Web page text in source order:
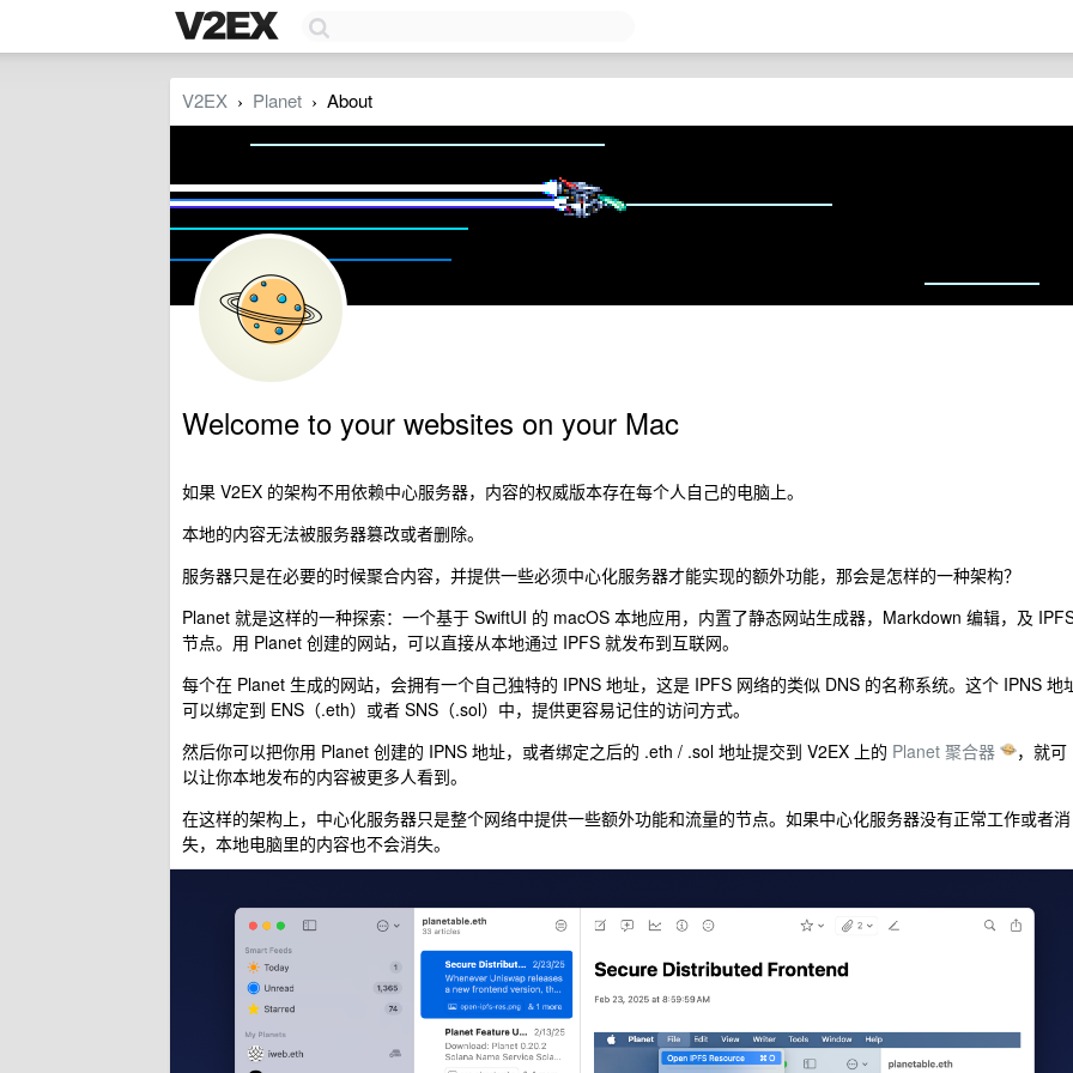
V2EX › Planet › About
Welcome to your websites on your Mac
如果 V2EX 的架构不用依赖中心服务器，内容的权威版本存在每个人自己的电脑上。
本地的内容无法被服务器篡改或者删除。
服务器只是在必要的时候聚合内容，并提供一些必须中心化服务器才能实现的额外功能，那会是怎样的一种架构？
Planet 就是这样的一种探索：一个基于 SwiftUI 的 macOS 本地应用，内置了静态网站生成器，Markdown 编辑，及
节点。用 Planet 创建的网站，可以直接从本地通过 IPFS 就发布到互联网。
每个在 Planet 生成的网站，会拥有一个自己独特的 IPNS 地址，这是 IPFS 网络的类似 DNS 的名称系统。这个 IPNS 地
可以绑定到 ENS（.eth）或者 SNS（.sol）中，提供更容易记住的访问方式。
然后你可以把你用 Planet 创建的 IPNS 地址，或者绑定之后的 .eth / .sol 地址提交到 V2EX 上的 Planet 聚合器
，就可
以让你本地发布的内容被更多人看到。
在这样的架构上，中心化服务器只是整个网络中提供一些额外功能和流量的节点。如果中心化服务器没有正常工作或者消
失，本地电脑里的内容也不会消失。